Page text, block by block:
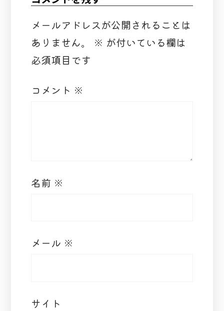
メールアドレスが公開されることは
ありません。
※ が付いている欄は
必須項目です
コメント ※
名前 ※
メール ※
サイト